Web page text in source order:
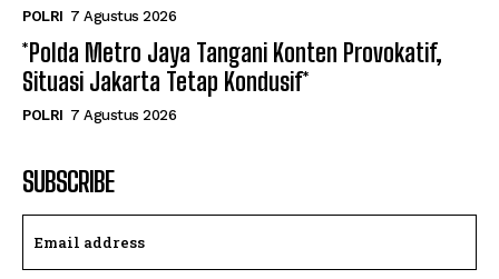
POLRI 7 Agustus 2026
*Polda Metro Jaya Tangani Konten Provokatif,
Situasi Jakarta Tetap Kondusif*
POLRI 7 Agustus 2026
SUBSCRIBE